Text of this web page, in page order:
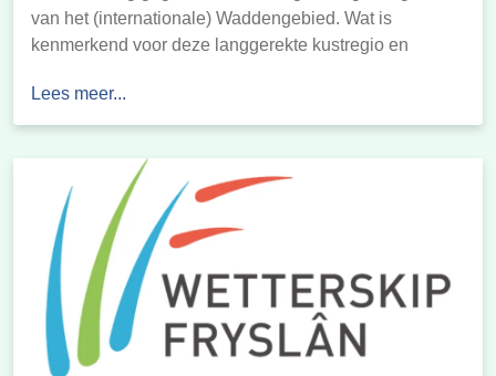
van het (internationale) Waddengebied. Wat is
kenmerkend voor deze langgerekte kustregio en
van begrenzing, de omvang en het inwonertal van de
verschillende onderdelen van het internationale
Lees meer...